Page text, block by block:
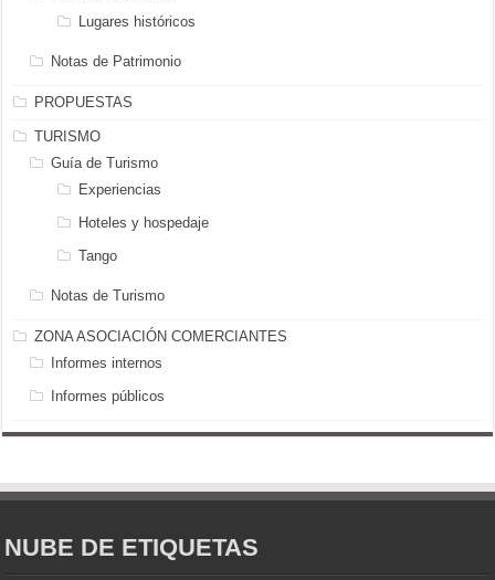
Lugares históricos
Notas de Patrimonio
PROPUESTAS
TURISMO
Guía de Turismo
Experiencias
Hoteles y hospedaje
Tango
Notas de Turismo
ZONA ASOCIACIÓN COMERCIANTES
Informes internos
Informes públicos
NUBE DE ETIQUETAS